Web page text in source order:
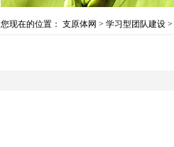
您现在的位置： 支原体网 > 学习型团队建设 >